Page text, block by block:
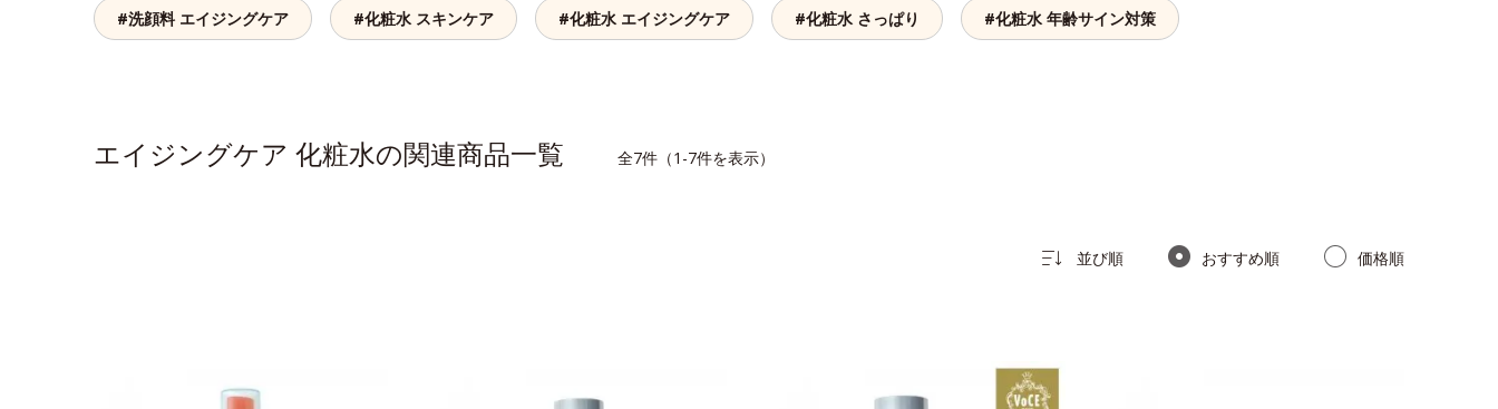
#洗顔料 エイジングケア #化粧水 スキンケア #化粧水 エイジングケア #化粧水 さっぱり #化粧水 年齢サイン対策
エイジングケア 化粧水の関連商品一覧 全7件（1-7件を表示）
並び順 おすすめ順 価格順